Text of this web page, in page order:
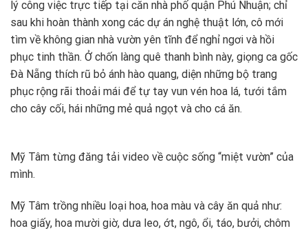
lý công việc trực tiếp tại căn nhà phố quận Phú Nhuận; chỉ
sau khi hoàn thành xong các dự án nghệ thuật lớn, cô mới
tìm về không gian nhà vườn yên tĩnh để nghỉ ngơi và hồi
phục tinh thần. Ở chốn làng quê thanh bình này, giọng ca gốc
Đà Nẵng thích rũ bỏ ánh hào quang, diện những bộ trang
phục rộng rãi thoải mái để tự tay vun vén hoa lá, tưới tắm
cho cây cối, hái những mẻ quả ngọt và cho cá ăn.
Mỹ Tâm từng đăng tải video về cuộc sống “miệt vườn” của
mình.
Mỹ Tâm trồng nhiều loại hoa, hoa màu và cây ăn quả như:
hoa giấy, hoa mười giờ, dưa leo, ớt, ngô, ổi, táo, bưởi, chôm